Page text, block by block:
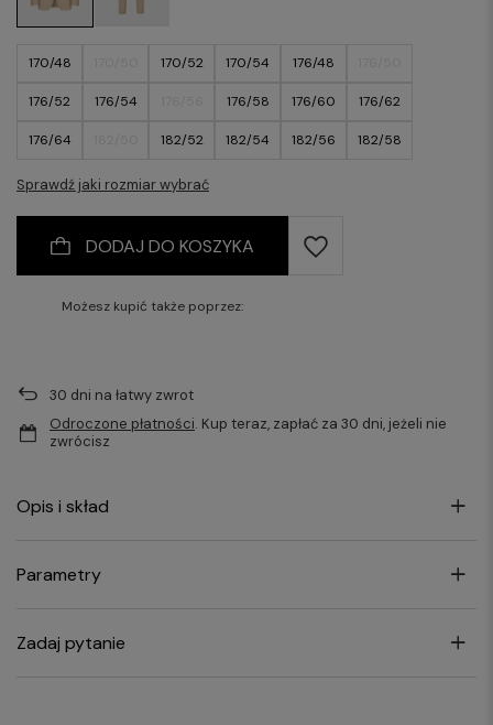
170/48 170/52 170/54 176/48
176/52 176/54 176/58 176/60 176/62
176/64 182/52 182/54 182/56 182/58
182/60
Sprawdź jaki rozmiar wybrać
DODAJ DO KOSZYKA
Możesz kupić także poprzez:
30 dni na łatwy zwrot
Odroczone płatności. Kup teraz, zapłać za 30 dni, jeżeli nie
zwrócisz
Opis i skład
Parametry
Zadaj pytanie